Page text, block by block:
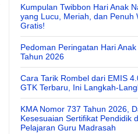
Kumpulan Twibbon Hari Anak
yang Lucu, Meriah, dan Penuh
Gratis!
Pedoman Peringatan Hari
Tahun 2026
Cara Tarik Rombel dari EMIS
GTK Terbaru, Ini Langkah-
KMA Nomor 737 Tahun 2026,
Kesesuaian Sertifikat Pendidik
Pelajaran Guru Madrasah